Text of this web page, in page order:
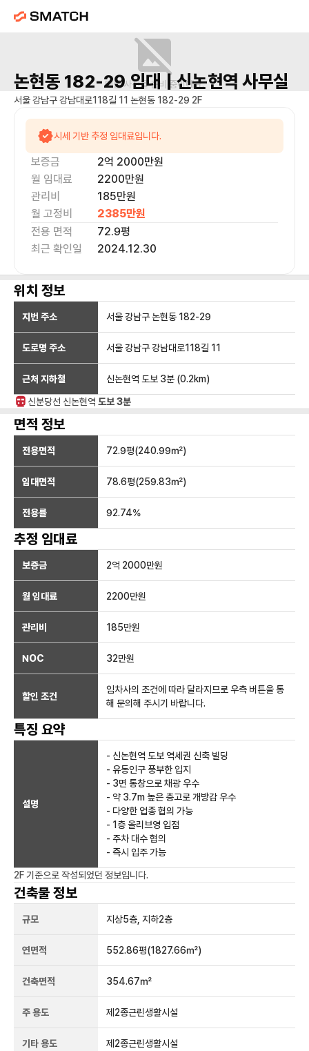
매물 사진을 준비 중이에요.
논현동 182-29임대 | 신논현역 사무실
서울 강남구 강남대로118길 11 논현동 182-29 2F
시세 기반 추정 임대료입니다.
보증금 2억 2000만원
월 임대료
2200만원
관리비
185만원
월 고정비
2385만원
전용 면적
72.9평
최근 확인일
2024.12.30
위치 정보
지번 주소 서울 강남구 논현동 182-29
도로명 주소 서울 강남구 강남대로118길 11
근처 지하철 신논현역 도보 3분 (0.2km)
신분당선 신논현역 도보 3분
면적 정보
전용면적 72.9평(240.99㎡)
임대면적 78.6평(259.83㎡)
전용률 92.74%
추정 임대료
보증금 2억 2000만원
월 임대료 2200만원
관리비 185만원
NOC 32만원
할인 조건
임차사의 조건에 따라 달라지므로 우측 버튼을 통
해 문의해 주시기 바랍니다.
특징 요약
설명
- 신논현역 도보 역세권 신축 빌딩
- 유동인구 풍부한 입지
- 3면 통창으로 채광 우수
- 약 3.7m 높은 층고로 개방감 우수
- 다양한 업종 협의 가능
- 1층 올리브영 입점
- 주차 대수 협의
- 즉시 입주 가능
2F 기준으로 작성되었던 정보입니다.
건축물 정보
규모 지상5층, 지하2층
연면적 552.86평(1827.66㎡)
건축면적 354.67㎡
주 용도 제2종근린생활시설
기타 용도 제2종근린생활시설